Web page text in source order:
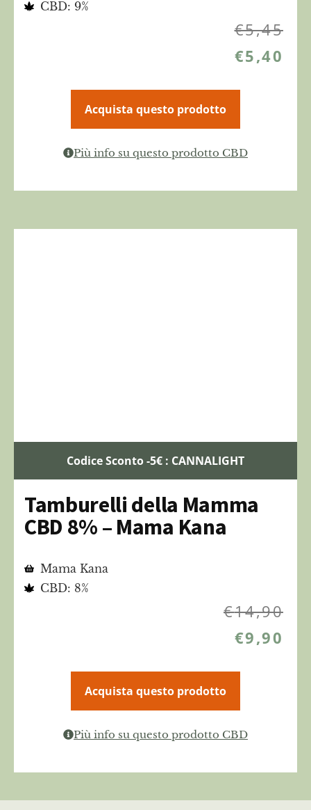
CBD: 9%
€5,45
€5,40
Acquista questo prodotto
Più info su questo prodotto CBD
Codice Sconto -5€ : CANNALIGHT
Tamburelli della Mamma
CBD 8% – Mama Kana
Mama Kana
CBD: 8%
€14,90
€9,90
Acquista questo prodotto
Più info su questo prodotto CBD